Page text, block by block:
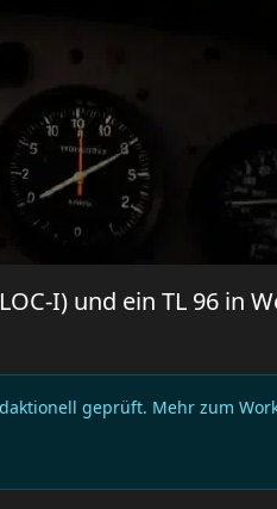
I) und ein TL 96 in
geprüft. Mehr zum